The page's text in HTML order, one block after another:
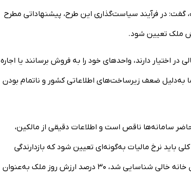
گفت: در فرآیند سیاست‌گذاری این طرح، پیشنهاداتی مطرح
دارند، واحدهای خود را به فروش برسانند یا اجاره
به‌دلیل ضعف زیرساخت‌های اطلاعاتی کشور و ناتمام بودن
سامانه‌ها ناقص است و اطلاعات دقیقی از مالکین،
نرخ مالیات به‌گونه‌ای تعیین شود که بازدارندگی
کافی داشته باشد. به همین دلیل پیشنهاد ما این بود که اگر واحدی به‌عنوان خانه خالی شناسایی شد، ۳۰ درصد ارزش روز ملک به‌عنوان